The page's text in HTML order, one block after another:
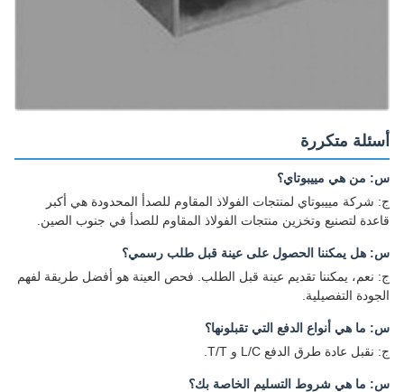
أسئلة متكررة
س: من هي مييبوتاي؟
ج: شركة مييبوتاي لمنتجات الفولاذ المقاوم للصدأ المحدودة هي أكبر
قاعدة لتصنيع وتخزين منتجات الفولاذ المقاوم للصدأ في جنوب الصين.
س: هل يمكننا الحصول على عينة قبل طلب رسمي؟
ج: نعم، يمكننا تقديم عينة قبل الطلب. فحص العينة هو أفضل طريقة لفهم
الجودة التفصيلية.
س: ما هي أنواع الدفع التي تقبلونها؟
ج: نقبل عادة طرق الدفع L/C و T/T.
س: ما هي شروط التسليم الخاصة بك؟